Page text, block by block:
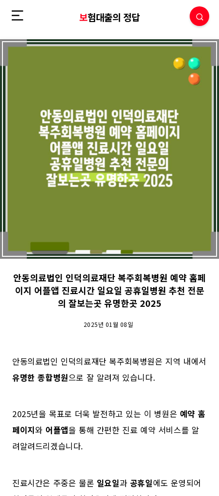
보험대출의 정답
안동의료법인 인덕의료재단 복주회복병원 예약 홈페
이지 어플앱 진료시간 일요일 공휴일병원 추천 전문
의 잘보는곳 유명한곳 2025
2025년 01월 08일
안동의료법인 인덕의료재단 복주회복병원은 지역 내에서
유명한 종합병원으로 잘 알려져 있습니다.
2025년을 목표로 더욱 발전하고 있는 이 병원은 예약 홈
페이지와 어플앱을 통해 간편한 진료 예약 서비스를 알
려알려드리겠습니다.
진료시간은 주중은 물론 일요일과 공휴일에도 운영되어